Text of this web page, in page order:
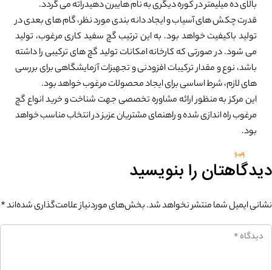
بالای ده میلیمتر در کوره دیگری به نام هایبرن دهیدراته می گردد.
قدرت چکش های آسیاب و ایجاد دانه بندی مورد نظر، گام های بعدی در
تولید باکیفیت خواهد بود. به این ترتیب گچ سفید کاری مرغوب، تولید
می شود. در صورتی که کارخانه امکانات تولید گچ های ترکیبی را داشته
باشد، نوع و مقدار ترکیبات افزودنی و تجهیزات آزمایشگاهی برای بررسی
های لازم، شرط اساسی برای ایجاد محصولات مرغوب خواهد بود.
این مرکز به منظور ارائه مشاوره تخصصی جهت شناخت و خرید انواع گچ
مرغوب راه اندازی شده و راهنمای مشتریان عزیز در انتخاب مناسب خواهد
بود.
609
دیدگاهتان را بنویسید
نشانی ایمیل شما منتشر نخواهد شد.بخش‌های موردنیاز علامت‌گذاری شده‌اند*